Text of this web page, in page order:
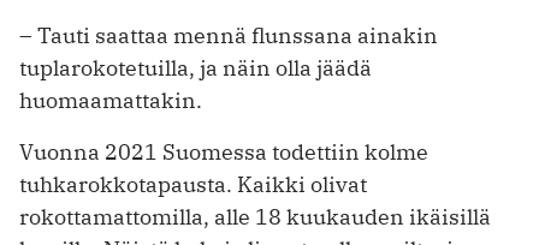
– Tauti saattaa mennä flunssana ainakin
tuplarokotetuilla, ja näin olla jäädä
huomaamattakin.
Vuonna 2021 Suomessa todettiin kolme
tuhkarokkotapausta. Kaikki olivat
rokottamattomilla, alle 18 kuukauden ikäisillä